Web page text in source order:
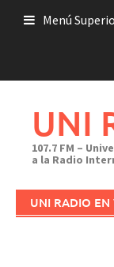
Menú
UNI
107.7 FM –
a la Radio
UNI RADIO EN